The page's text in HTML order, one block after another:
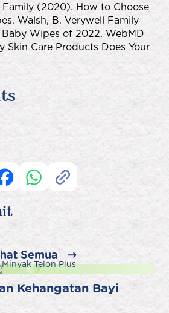
Family (2020). How to Choose
Walsh, B. Verywell Family
Wipes of 2022. WebMD
Skin Care Products Does Your
Semua
Kehangatan Bayi